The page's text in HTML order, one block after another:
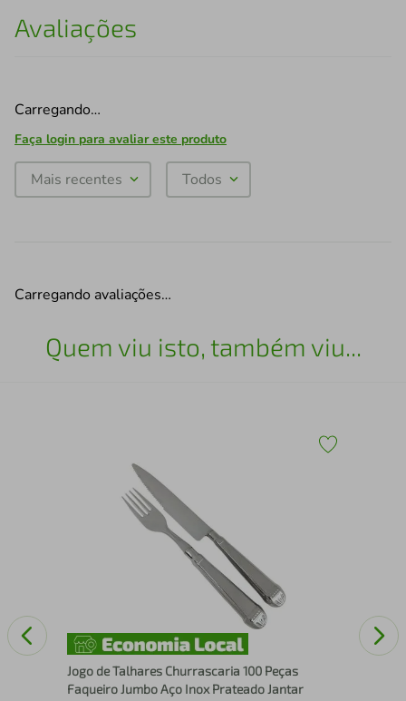
Avaliações
Carregando…
Faça login para avaliar este produto
Mais recentes Todos
Carregando avaliações…
Quem viu isto, também viu...
Jogo de Talhares Churrascaria 100 Peças
Faqueiro Jumbo Aço Inox Prateado Jantar